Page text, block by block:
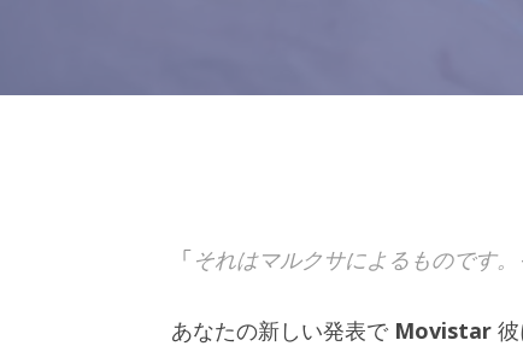
「それはマルクサによるものです
あなたの新しい発表で Movistar